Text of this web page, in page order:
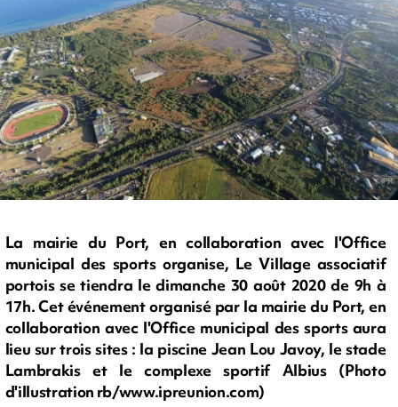
La mairie du Port, en collaboration avec l'Office
municipal des sports organise, Le Village associatif
portois se tiendra le dimanche 30 août 2020 de 9h à
17h. Cet événement organisé par la mairie du Port, en
collaboration avec l'Office municipal des sports aura
lieu sur trois sites : la piscine Jean Lou Javoy, le stade
Lambrakis et le complexe sportif Albius (Photo
d'illustration rb/www.ipreunion.com)